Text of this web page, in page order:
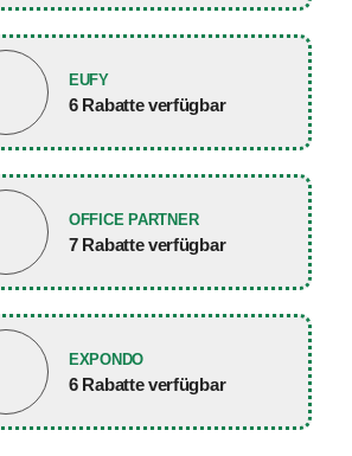
EUFY
6 Rabatte verfügbar
OFFICE PARTNER
7 Rabatte verfügbar
EXPONDO
6 Rabatte verfügbar